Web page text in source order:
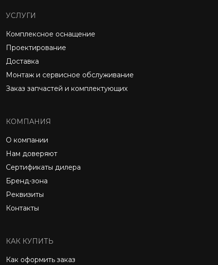
УСЛУГИ
Комплексное оснащение
Проектирование
Доставка
Монтаж и сервисное обслуживание
Заказ запчастей и комплектующих
КОМПАНИЯ
О компании
Нам доверяют
Сертификаты дилера
Бренд-зона
Реквизиты
Контакты
КАК КУПИТЬ
Как оформить заказ